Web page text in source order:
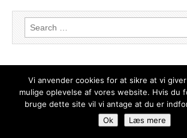
Search for:
Weekendophold – de bedste tilbud
The Magazine Basic Theme by
Vi anvender cookies for at sikre at vi
mulige oplevelse af vores website. Hvis du
bruge dette site vil vi antage at du er
Ok
Læs mere